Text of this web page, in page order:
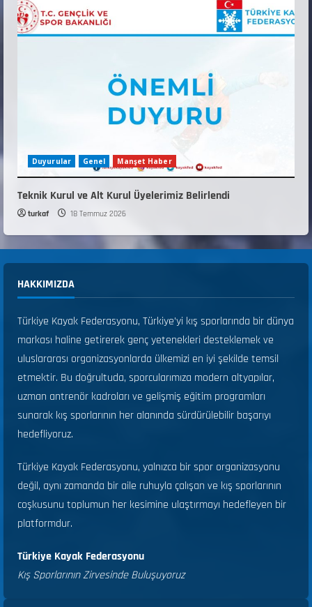
Duyurular Genel Manşet Haber
Teknik Kurul ve Alt Kurul Üyelerimiz Belirlendi
turkaf 18 Temmuz 2026
HAKKIMIZDA
Türkiye Kayak Federasyonu, Türkiye’yi kış sporlarında bir dünya
markası haline getirerek genç yetenekleri desteklemek ve
uluslararası organizasyonlarda ülkemizi en iyi şekilde temsil
etmektir. Bu doğrultuda, sporcularımıza modern altyapılar,
uzman antrenör kadroları ve gelişmiş eğitim programları
sunarak kış sporlarının her alanında sürdürülebilir başarıyı
hedefliyoruz.
Türkiye Kayak Federasyonu, yalnızca bir spor organizasyonu
değil, aynı zamanda bir aile ruhuyla çalışan ve kış sporlarının
coşkusunu toplumun her kesimine ulaştırmayı hedefleyen bir
platformdur.
Türkiye Kayak Federasyonu
Kış Sporlarının Zirvesinde Buluşuyoruz